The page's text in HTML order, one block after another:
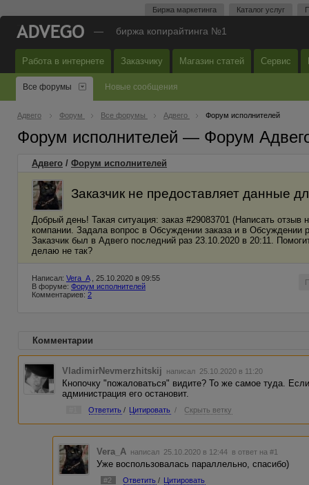
Биржа маркетинга Каталог услуг
— биржа копирайтинга №1
Работа в интернете Заказчику Магазин статей Сервис
Все форумы Новые сообщения
Адвего Форум Все форумы Адвего Форум исполнителей
Форум исполнителей — Форум
Адвего / Форум исполнителей
Заказчик не предоставляет данные
Добрый день! Такая ситуация: заказ #29083701 (Написать
компании. Задала вопрос в Обсуждении заказа и в Обсуждении
Заказчик был в Адвего последний раз 23.10.2020 в 20:11.
делаю не так?
Написал: Vera_A, 25.10.2020 в 09:55
В форуме: Форум исполнителей
Комментариев: 2
Комментарии
VladimirNevmerzhitskij написал 25.10.2020 в 11:20
Кнопочку "пожаловаться" видите? То же самое туда.
администрация его остановит.
Ответить / Цитировать / Скрыть ветку
Vera_A написал 25.10.2020 в 12:44 в ответ на #1
Уже воспользовалась параллельно, спасибо)
#2 Ответить / Цитировать